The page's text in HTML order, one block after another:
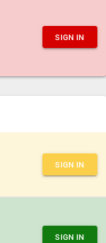
SIGN IN
CLOSE
SIGN IN
SIGN IN